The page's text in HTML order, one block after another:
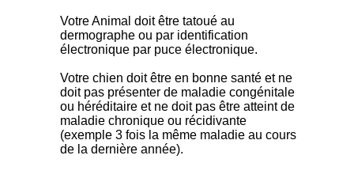
Votre Animal doit être tatoué au
dermographe ou par identification
électronique par puce électronique.
Votre chien doit être en bonne santé et ne
doit pas présenter de maladie congénitale
ou héréditaire et ne doit pas être atteint de
maladie chronique ou récidivante
(exemple 3 fois la même maladie au cours
de la dernière année).